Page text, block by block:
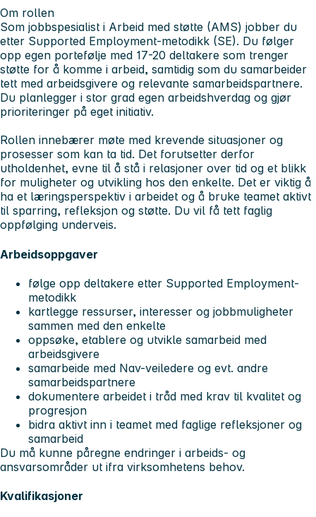
Om rollen
Som jobbspesialist i Arbeid med støtte (AMS) jobber du
etter Supported Employment-metodikk (SE). Du følger
opp egen portefølje med 17-20 deltakere som trenger
støtte for å komme i arbeid, samtidig som du samarbeider
tett med arbeidsgivere og relevante samarbeidspartnere.
Du planlegger i stor grad egen arbeidshverdag og gjør
prioriteringer på eget initiativ.
Rollen innebærer møte med krevende situasjoner og
prosesser som kan ta tid. Det forutsetter derfor
utholdenhet, evne til å stå i relasjoner over tid og et blikk
for muligheter og utvikling hos den enkelte. Det er viktig å
ha et læringsperspektiv i arbeidet og å bruke teamet aktivt
til sparring, refleksjon og støtte. Du vil få tett faglig
oppfølging underveis.
Arbeidsoppgaver
følge opp deltakere etter Supported Employment-
metodikk
kartlegge ressurser, interesser og jobbmuligheter
sammen med den enkelte
oppsøke, etablere og utvikle samarbeid med
arbeidsgivere
samarbeide med Nav-veiledere og evt. andre
samarbeidspartnere
dokumentere arbeidet i tråd med krav til kvalitet og
progresjon
bidra aktivt inn i teamet med faglige refleksjoner og
samarbeid
Du må kunne påregne endringer i arbeids- og
ansvarsområder ut ifra virksomhetens behov.
Kvalifikasjoner